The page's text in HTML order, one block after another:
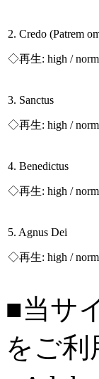
2. Credo (Patrem
◇再生: high /
3. Sanctus
◇再生: high /
4. Benedictus
◇再生: high /
5. Agnus Dei
◇再生: high /
■当サ
をご利